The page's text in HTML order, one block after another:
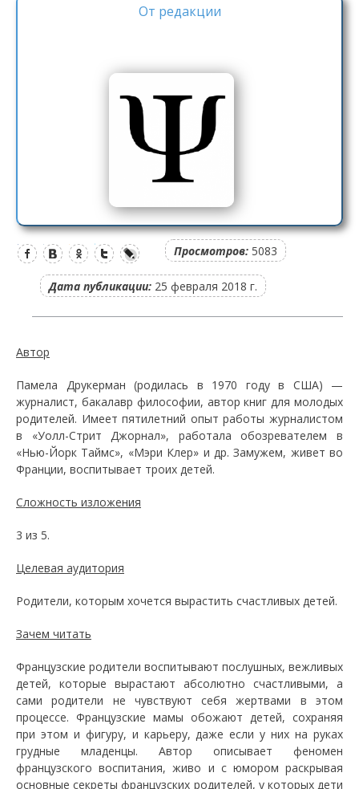
От редакции
Просмотров: 5083
Дата публикации: 25 февраля 2018 г.
Автор
Памела Друкерман (родилась в 1970 году в США) —
журналист, бакалавр философии, автор книг для молодых
родителей. Имеет пятилетний опыт работы журналистом
в «Уолл-Стрит Джорнал», работала обозревателем в
«Нью-Йорк Таймс», «Мэри Клер» и др. Замужем, живет во
Франции, воспитывает троих детей.
Сложность изложения
3 из 5.
Целевая аудитория
Родители, которым хочется вырастить счастливых детей.
Зачем читать
Французские родители воспитывают послушных, вежливых
детей, которые вырастают абсолютно счастливыми, а
сами родители не чувствуют себя жертвами в этом
процессе. Французские мамы обожают детей, сохраняя
при этом и фигуру, и карьеру, даже если у них на руках
грудные младенцы. Автор описывает феномен
французского воспитания, живо и с юмором раскрывая
основные секреты французских родителей, у которых дети